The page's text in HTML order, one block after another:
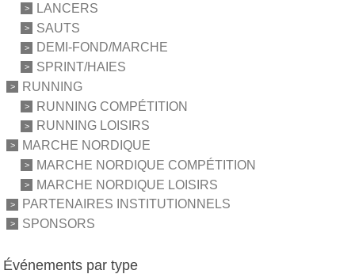
LANCERS
SAUTS
DEMI-FOND/MARCHE
SPRINT/HAIES
RUNNING
RUNNING COMPÉTITION
RUNNING LOISIRS
MARCHE NORDIQUE
MARCHE NORDIQUE COMPÉTITION
MARCHE NORDIQUE LOISIRS
PARTENAIRES INSTITUTIONNELS
SPONSORS
Événements par type